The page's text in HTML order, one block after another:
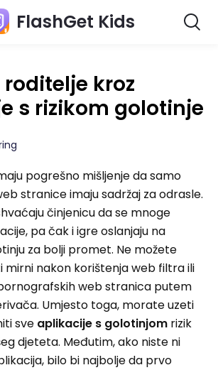
FlashGet Kids
kroz
s rizikom golotinje
pogrešno mišljenje da samo
stranice imaju sadržaj za odrasle.
činjenicu da se mnoge
pa čak i igre oslanjaju na
za bolji promet. Ne možete
mirni nakon korištenja web filtra ili
web stranica putem
Umjesto toga, morate uzeti
sve aplikacije s golotinjom rizik
djeteta. Međutim, ako niste ni
bilo bi najbolje da prvo